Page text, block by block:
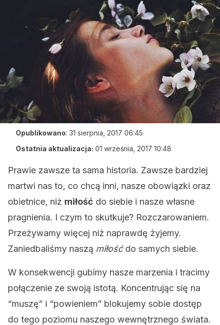
Opublikowano: 31 sierpnia, 2017 06:45
Ostatnia aktualizacja: 01 września, 2017 10:48
Prawie zawsze ta sama historia. Zawsze bardziej
martwi nas to, co chcą inni, nasze obowiązki oraz
obietnice, niż miłość do siebie i nasze własne
pragnienia. I czym to skutkuje? Rozczarowaniem.
Przeżywamy więcej niż naprawdę żyjemy.
Zaniedbaliśmy naszą miłośćdo samych siebie.
W konsekwencji gubimy nasze marzenia i tracimy
połączenie ze swoją istotą. Koncentrując się na
“muszę” i “powieniem” blokujemy sobie dostęp
do tego poziomu naszego wewnętrznego świata.